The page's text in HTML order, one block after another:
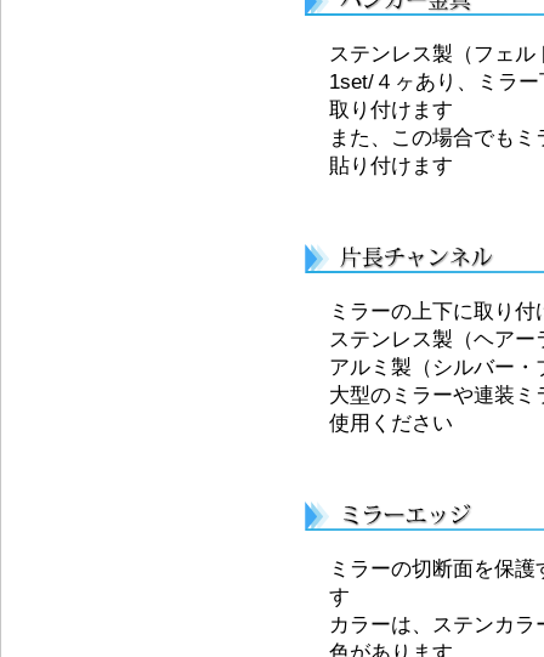
ステンレス製（フェ
1set/４ヶあり、ミラ
取り付けます
また、この場合でも
貼り付けます
ミラーの上下に取り
ステンレス製（ヘア
アルミ製（シルバー
大型のミラーや連装
使用ください
ミラーの切断面を保
す
カラーは、ステンカ